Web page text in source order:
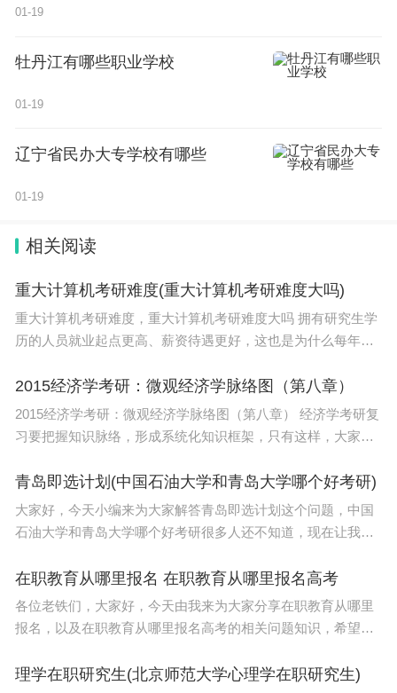
01-19
牡丹江有哪些职业学校
01-19
辽宁省民办大专学校有哪些
01-19
相关阅读
重大计算机考研难度(重大计算机考研难度大吗)
重大计算机考研难度，重大计算机考研难度大吗 拥有研究生学
历的人员就业起点更高、薪资待遇更好，这也是为什么每年都
校有哪些？下面给小伙伴们介绍一下。自
2015经济学考研：微观经济学脉络图（第八章）
2015经济学考研：微观经济学脉络图（第八章） 经济学考研复
习要把握知识脉络，形成系统化知识框架，只有这样，大家才
为此，小编建议2015年考研学习，要复习经济学首
青岛即选计划(中国石油大学和青岛大学哪个好考研)
大家好，今天小编来为大家解答青岛即选计划这个问题，中国
石油大学和青岛大学哪个好考研很多人还不知道，现在让我们
硕士(法学)怎么样青岛农业大学的什么专业比
在职教育从哪里报名 在职教育从哪里报名高考
各位老铁们，大家好，今天由我来为大家分享在职教育从哪里
报名，以及在职教育从哪里报名高考的相关问题知识，希望对
您的支持是我们最大的动力，谢谢大家了哈，下面我们
理学在职研究生(北京师范大学心理学在职研究生)